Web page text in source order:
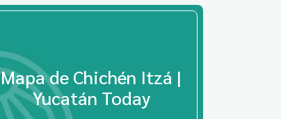
Mapa de Chichén Itzá |
Yucatán Today